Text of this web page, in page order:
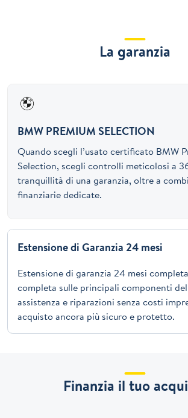
La garanzia
BMW PREMIUM SELECTION
Quando scegli l’usato certificato BMW
Selection, scegli controlli meticolosi a
tranquillità di una garanzia, oltre a
finanziarie dedicate.
Estensione di Garanzia 24 mesi
Estensione di garanzia 24 mesi
completa sulle principali componenti
assistenza e riparazioni senza costi
acquisto ancora più sicuro e protetto.
Finanzia il tuo